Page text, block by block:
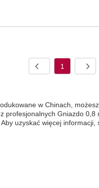
1
w Chinach,
profesjonalnych Gniazdo
uzyskać więcej informacji,